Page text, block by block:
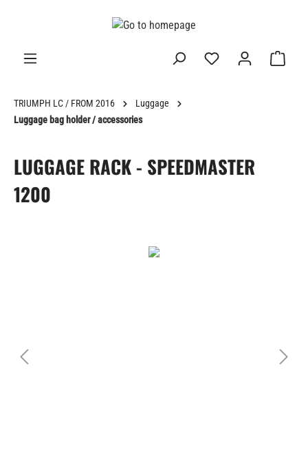
TRIUMPH LC / FROM 2016
Luggage
Luggage bag holder / accessories
LUGGAGE RACK - SPEEDMASTER
1200